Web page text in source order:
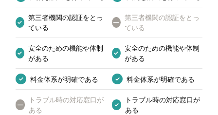
✓
第三者機関の認証をとっ
ている
—
第三者機関の認証をとっ
ている
✓
安全のための機能や体制
がある
✓
安全のための機能や体制
がある
✓ 料金体系が明確である ✓ 料金体系が明確である
—
トラブル時の対応窓口が
ある
✓
トラブル時の対応窓口が
ある